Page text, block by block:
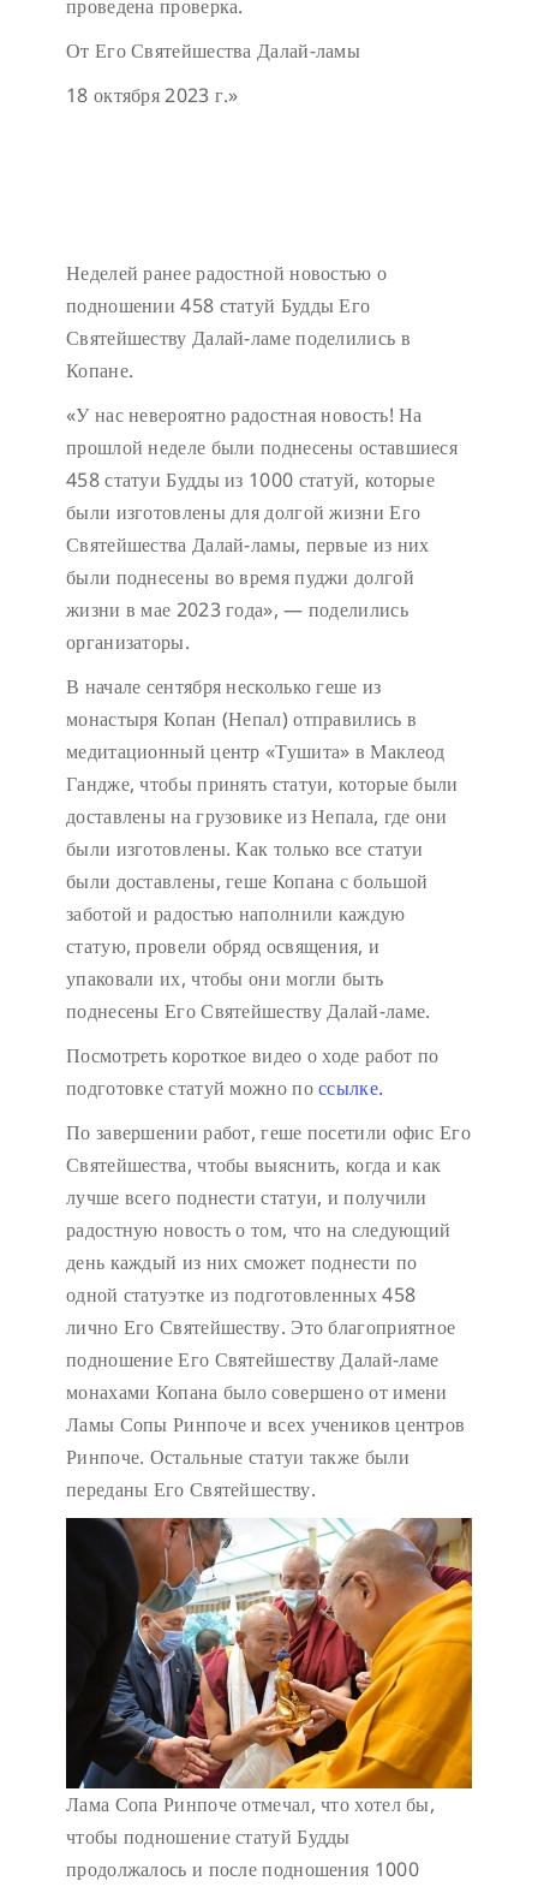
проведена проверка.
От Его Святейшества Далай-ламы
18 октября 2023 г.»
Неделей ранее радостной новостью о
подношении 458 статуй Будды Его
Святейшеству Далай-ламе поделились в
Копане.
«У нас невероятно радостная новость! На
прошлой неделе были поднесены оставшиеся
458 статуи Будды из 1000 статуй, которые
были изготовлены для долгой жизни Его
Святейшества Далай-ламы, первые из них
были поднесены во время пуджи долгой
жизни в мае 2023 года», — поделились
организаторы.
В начале сентября несколько геше из
монастыря Копан (Непал) отправились в
медитационный центр «Тушита» в Маклеод
Гандже, чтобы принять статуи, которые были
доставлены на грузовике из Непала, где они
были изготовлены. Как только все статуи
были доставлены, геше Копана с большой
заботой и радостью наполнили каждую
статую, провели обряд освящения, и
упаковали их, чтобы они могли быть
поднесены Его Святейшеству Далай-ламе.
Посмотреть короткое видео о ходе работ по
подготовке статуй можно поссылке.
По завершении работ, геше посетили офис Его
Святейшества, чтобы выяснить, когда и как
лучше всего поднести статуи, и получили
радостную новость о том, что на следующий
день каждый из них сможет поднести по
одной статуэтке из подготовленных 458
лично Его Святейшеству. Это благоприятное
подношение Его Святейшеству Далай-ламе
монахами Копана было совершено от имени
Ламы Сопы Ринпоче и всех учеников центров
Ринпоче. Остальные статуи также были
переданы Его Святейшеству.
Лама Сопа Ринпоче отмечал, что хотел бы,
чтобы подношение статуй Будды
продолжалось и после подношения 1000